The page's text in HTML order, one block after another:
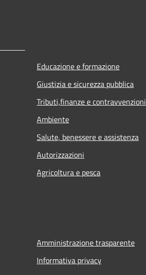
Educazione e formazione
Giustizia e sicurezza pubblica
Tributi,finanze e contravvenzioni
Ambiente
Salute, benessere e assistenza
Autorizzazioni
Agricoltura e pesca
Amministrazione trasparente
Informativa privacy